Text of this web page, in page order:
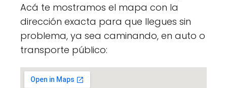
Acá te mostramos el mapa con la
dirección exacta para que llegues sin
problema, ya sea caminando, en auto o
transporte público: